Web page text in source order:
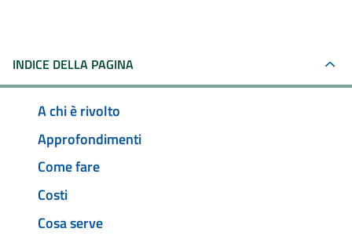
INDICE DELLA PAGINA
A chi è rivolto
Approfondimenti
Come fare
Costi
Cosa serve